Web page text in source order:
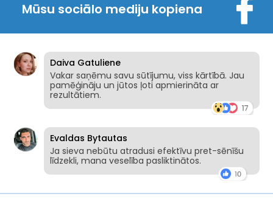
Mūsu sociālo mediju kopiena
Daiva Gatuliene
Vakar saņēmu savu sūtījumu, viss kārtībā. Jau
pamēģināju un jūtos ļoti apmierināta ar
rezultātiem.
Evaldas Bytautas
Ja sieva nebūtu atradusi efektīvu pret-sēnīšu
līdzekli, mana veselība pasliktinātos.